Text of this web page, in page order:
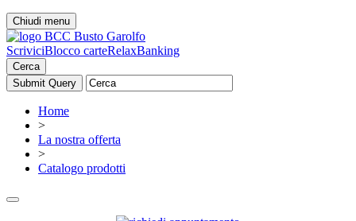
Chiudi menu
ScriviciBlocco carteRelaxBanking
Cerca
Home
>
La nostra offerta
>
Catalogo prodotti